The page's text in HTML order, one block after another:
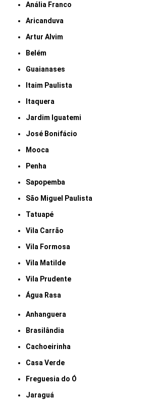
Anália Franco
Aricanduva
Artur Alvim
Belém
Guaianases
Itaim Paulista
Itaquera
Jardim Iguatemi
José Bonifácio
Mooca
Penha
Sapopemba
São Miguel Paulista
Tatuapé
Vila Carrão
Vila Formosa
Vila Matilde
Vila Prudente
Água Rasa
Anhanguera
Brasilândia
Cachoeirinha
Casa Verde
Freguesia do Ó
Jaraguá